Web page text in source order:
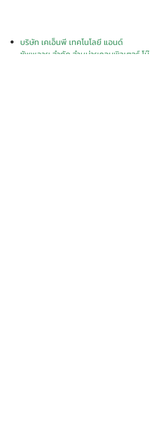
บริษัท เคเอ็นพี เทคโนโลยี แอนด์
ซัพพลาย จำกัด จำหน่ายคอมพิวเตอร์ โน๊